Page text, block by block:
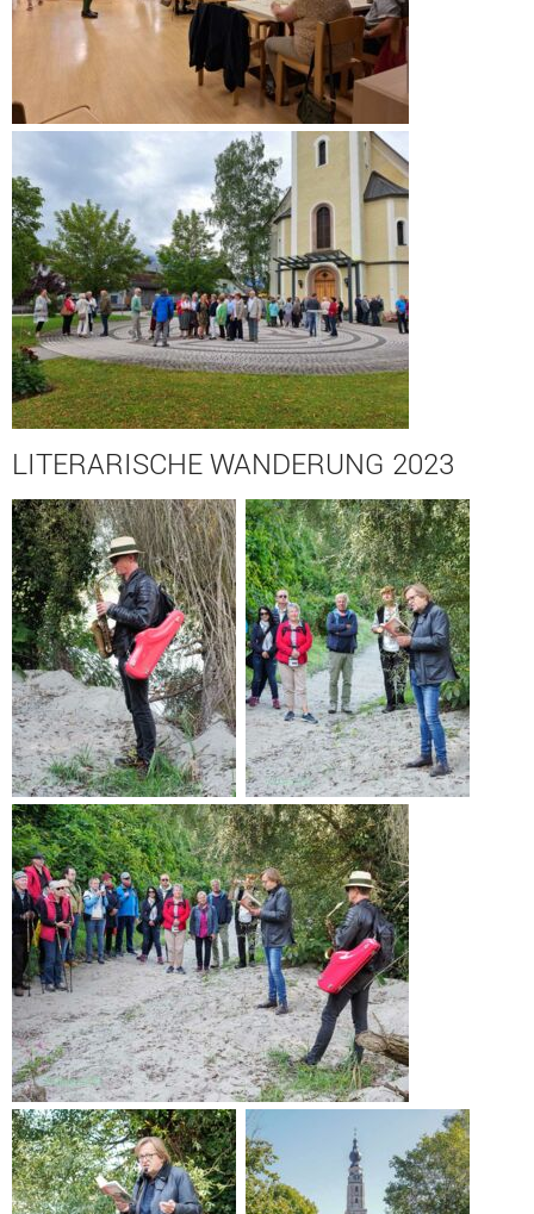
LITERARISCHE WANDERUNG 2023